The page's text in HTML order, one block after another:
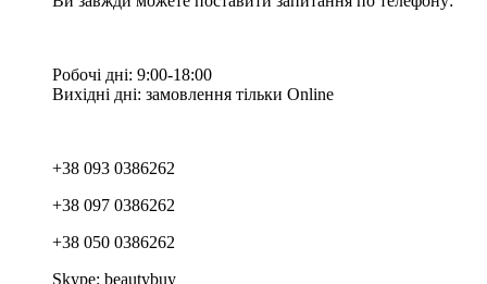
Робочі дні: 9:00-18:00
Вихідні дні: замовлення тільки Online
+38 093 0386262
+38 097 0386262
+38 050 0386262
Skype: beautybuy